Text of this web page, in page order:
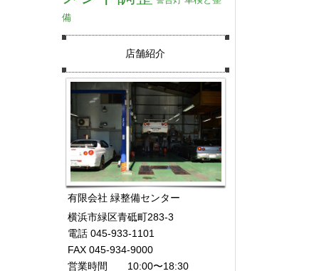
備
店舗紹介
有限会社 緑整備センター
横浜市緑区青砥町283-3
電話 045-933-1101
FAX 045-934-9000
営業時間 10:00〜18:30